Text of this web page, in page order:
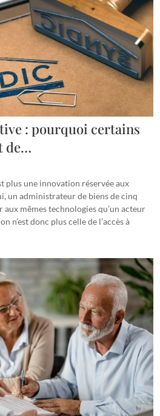
: pourquoi certains
de…
plus une innovation réservée aux
un administrateur de biens de cinq
mêmes technologies qu’un acteur
n’est donc plus celle de l’accès à